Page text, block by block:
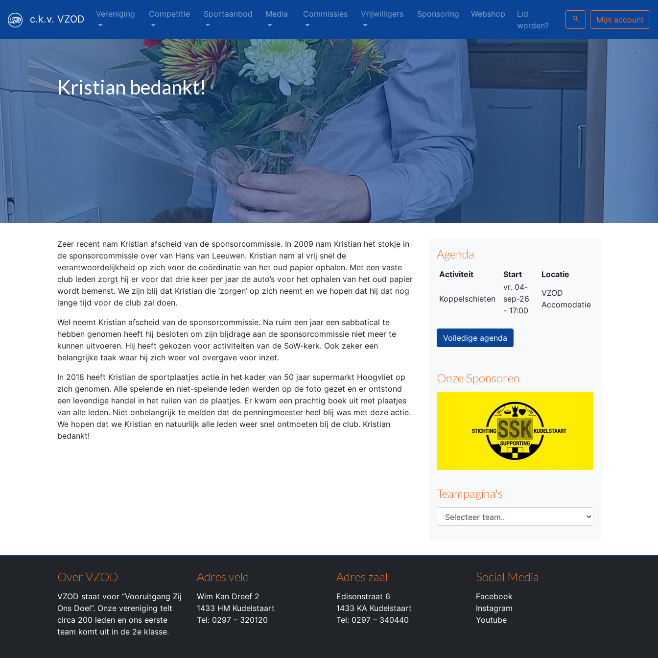
c.k.v. VZOD Vereniging Competitie Sportaanbod Media Commissies Vrijwilligers Sponsoring Webshop
Lid
worden?
search Mijn account
Kristian bedankt!
Zeer recent nam Kristian afscheid van de sponsorcommissie. In 2009 nam Kristian het stokje in
de sponsorcommissie over van Hans van Leeuwen. Kristian nam al vrij snel de
verantwoordelijkheid op zich voor de coördinatie van het oud papier ophalen. Met een vaste
club leden zorgt hij er voor dat drie keer per jaar de auto’s voor het ophalen van het oud papier
wordt bemenst. We zijn blij dat Kristian die ‘zorgen’ op zich neemt en we hopen dat hij dat nog
lange tijd voor de club zal doen.
Wel neemt Kristian afscheid van de sponsorcommissie. Na ruim een jaar een sabbatical te
hebben genomen heeft hij besloten om zijn bijdrage aan de sponsorcommissie niet meer te
kunnen uitvoeren. Hij heeft gekozen voor activiteiten van de SoW-kerk. Ook zeker een
belangrijke taak waar hij zich weer vol overgave voor inzet.
In 2018 heeft Kristian de sportplaatjes actie in het kader van 50 jaar supermarkt Hoogvliet op
zich genomen. Alle spelende en niet-spelende leden werden op de foto gezet en er ontstond
een levendige handel in het ruilen van de plaatjes. Er kwam een prachtig boek uit met plaatjes
van alle leden. Niet onbelangrijk te melden dat de penningmeester heel blij was met deze actie.
We hopen dat we Kristian en natuurlijk alle leden weer snel ontmoeten bij de club. Kristian
bedankt!
Agenda
Activiteit Start Locatie
Koppelschieten
vr. 04-
sep-26
- 17:00
VZOD
Accomodatie
Volledige agenda
Onze Sponsoren
Teampagina's
Over VZOD
VZOD staat voor “Vooruitgang Zij
Ons Doel”. Onze vereniging telt
circa 200 leden en ons eerste
team komt uit in de 2e klasse.
Adres veld
Wim Kan Dreef 2
1433 HM Kudelstaart
Tel: 0297 – 320120
Adres zaal
Edisonstraat 6
1433 KA Kudelstaart
Tel: 0297 – 340440
Social Media
Facebook
Instagram
Youtube